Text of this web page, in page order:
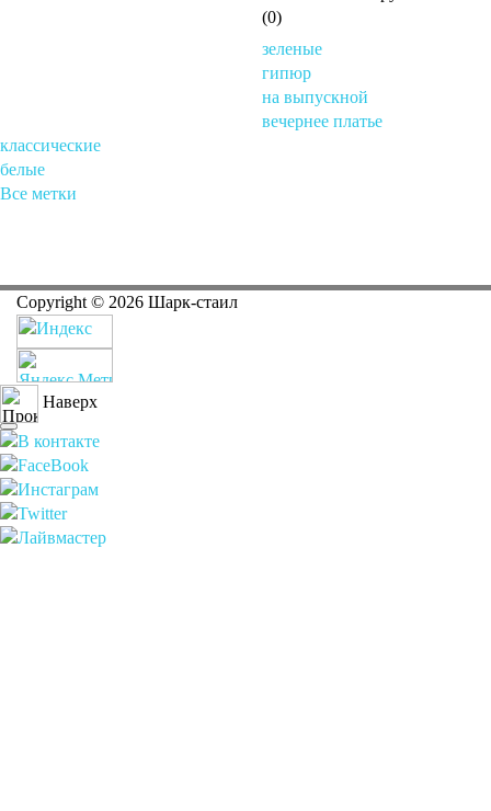
(0)
зеленые
гипюр
на выпускной
вечернее платье
классические
белые
Все метки
Copyright © 2026 Шарк-стаил
Наверх